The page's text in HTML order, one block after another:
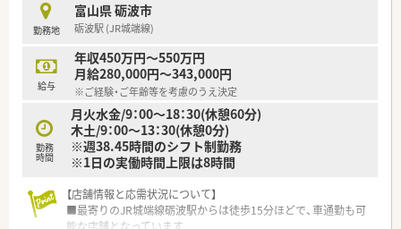
勤務地
富山県 砺波市
砺波駅 (JR城端線)
給与
年収450万円～550万円
月給280,000円～343,000円
※ご経験・ご年齢等を考慮のうえ決定
勤務
時間
月火水金/9：00～18：30(休憩60分)
木土/9：00～13：30(休憩0分)
※週38.45時間のシフト制勤務
※1日の実働時間上限は8時間
【店舗情報と応需状況について】
■最寄りのJR城端線砺波駅からは徒歩15分ほどで、車通勤も可